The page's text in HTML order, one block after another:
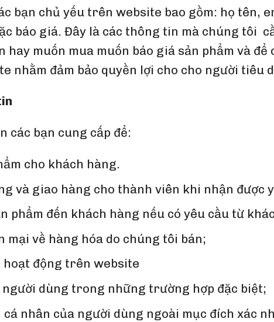
bạn chủ yếu trên website bao gồm: họ tên,
báo giá. Đây là các thông tin mà chúng tôi
hay muốn mua muốn báo giá sản phẩm và
nhằm đảm bảo quyền lợi cho cho người tiêu
các bạn cung cấp để:
cho khách hàng.
và giao hàng cho thành viên khi nhận được
phẩm đến khách hàng nếu có yêu cầu từ
mại về hàng hóa do chúng tôi bán;
hoạt động trên website
người dùng trong những trường hợp đặc biệt;
nhân của người dùng ngoài mục đích xác